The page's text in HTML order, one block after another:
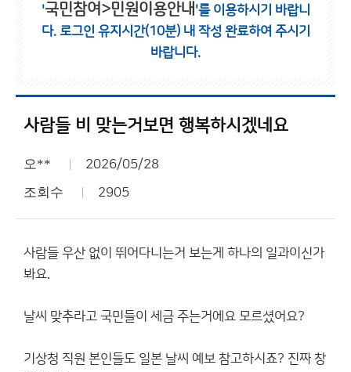
'국민참여>민원이용안내 '를 이용하시기 바랍니
다. 로그인 유지시간(10분) 내 작성 완료하여 주시기
바랍니다.
사람들 비 맞는거보면 행복하시겠네요
오** 2026/05/28
조회수 2905
사람들 우산 없이 뛰어다니는거 보는게 하나의 일과이신가
봐요.
날씨 맞추라고 국민들이 세금 주는거에요 모르셨어요?
기상청 직원 본인들도 일본 날씨 예보 참고하시죠? 진짜 창